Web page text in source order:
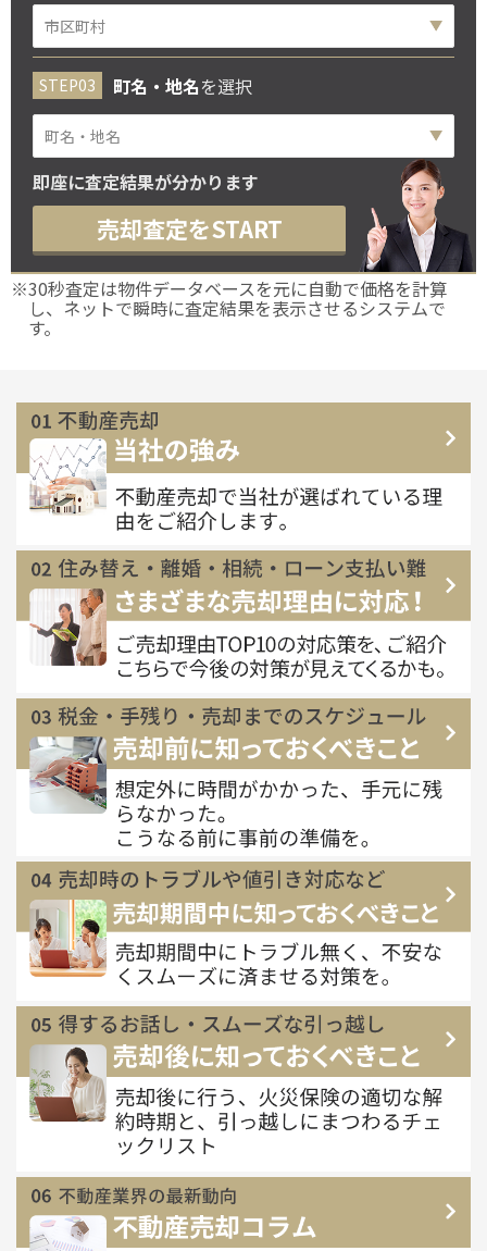
町名・地名を選択
即座に査定結果が分かります
売却査定をSTART
※30秒査定は物件データベースを元に自動で価格を計算
し、ネットで瞬時に査定結果を表示させるシステムで
す。